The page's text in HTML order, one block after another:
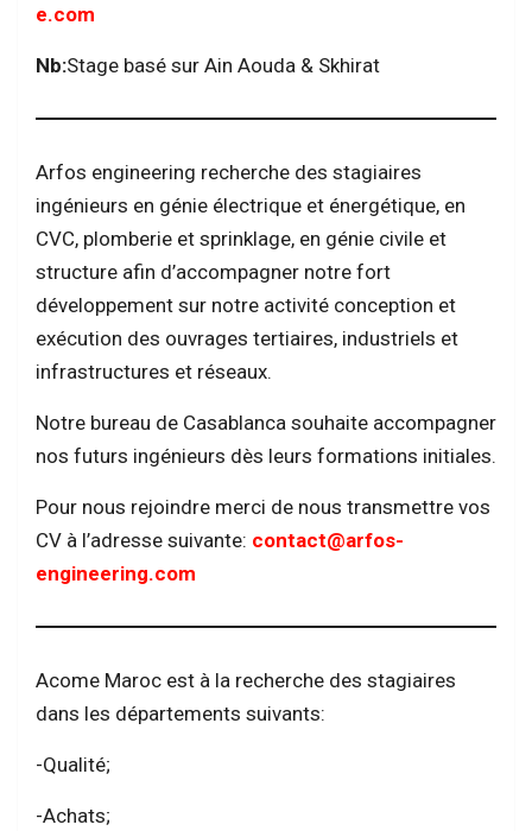
e.com
Nb:Stage basé sur Ain Aouda & Skhirat
Arfos engineering recherche des stagiaires
ingénieurs en génie électrique et énergétique, en
CVC, plomberie et sprinklage, en génie civile et
structure afin d’accompagner notre fort
développement sur notre activité conception et
exécution des ouvrages tertiaires, industriels et
infrastructures et réseaux.
Notre bureau de Casablanca souhaite accompagner
nos futurs ingénieurs dès leurs formations initiales.
Pour nous rejoindre merci de nous transmettre vos
CV à l’adresse suivante: contact@arfos-
engineering.com
Acome Maroc est à la recherche des stagiaires
dans les départements suivants:
-Qualité;
-Achats;